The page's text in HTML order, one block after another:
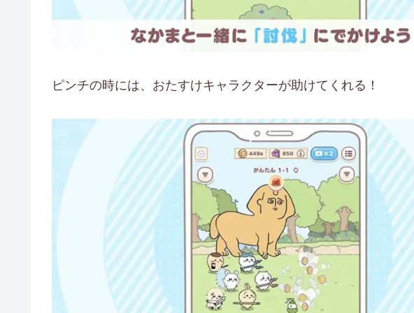
ピンチの時には、おたすけキャラクターが助けてくれる！